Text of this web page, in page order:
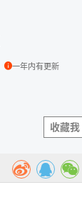
一年内有更新
收藏我